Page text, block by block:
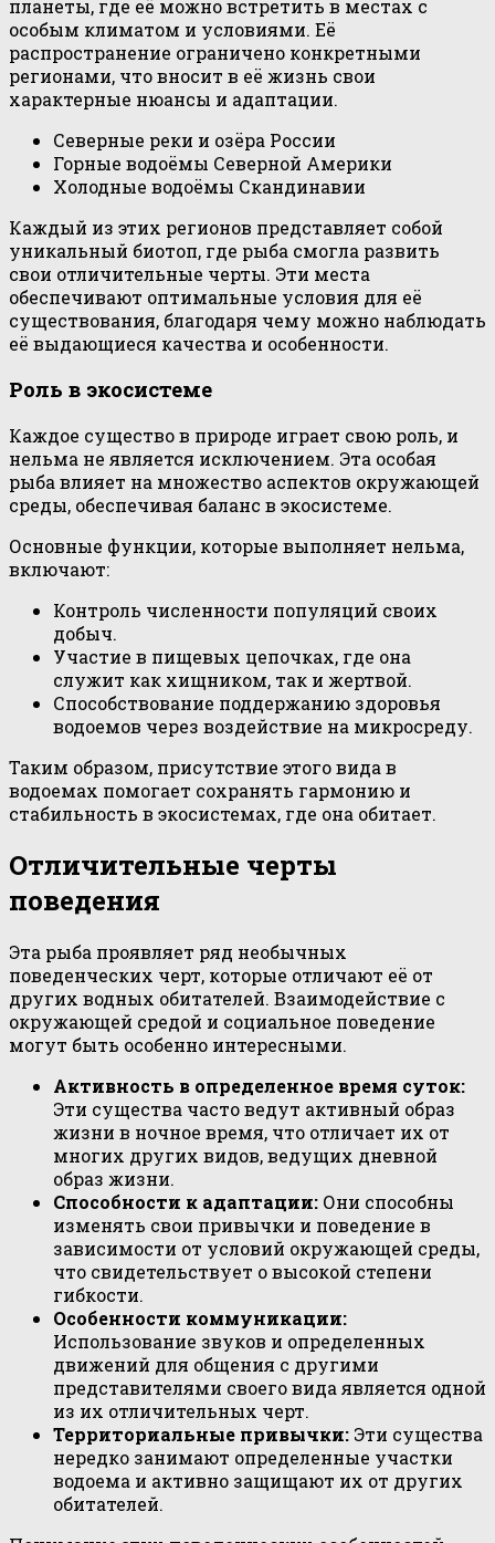
планеты, где её можно встретить в местах с
особым климатом и условиями. Её
распространение ограничено конкретными
регионами, что вносит в её жизнь свои
характерные нюансы и адаптации.
Северные реки и озёра России
Горные водоёмы Северной Америки
Холодные водоёмы Скандинавии
Каждый из этих регионов представляет собой
уникальный биотоп, где рыба смогла развить
свои отличительные черты. Эти места
обеспечивают оптимальные условия для её
существования, благодаря чему можно наблюдать
её выдающиеся качества и особенности.
Роль в экосистеме
Каждое существо в природе играет свою роль, и
нельма не является исключением. Эта особая
рыба влияет на множество аспектов окружающей
среды, обеспечивая баланс в экосистеме.
Основные функции, которые выполняет нельма,
включают:
Контроль численности популяций своих
добыч.
Участие в пищевых цепочках, где она
служит как хищником, так и жертвой.
Способствование поддержанию здоровья
водоемов через воздействие на микросреду.
Таким образом, присутствие этого вида в
водоемах помогает сохранять гармонию и
стабильность в экосистемах, где она обитает.
Отличительные черты
поведения
Эта рыба проявляет ряд необычных
поведенческих черт, которые отличают её от
других водных обитателей. Взаимодействие с
окружающей средой и социальное поведение
могут быть особенно интересными.
Активность в определенное время суток:
Эти существа часто ведут активный образ
жизни в ночное время, что отличает их от
многих других видов, ведущих дневной
образ жизни.
Способности к адаптации: Они способны
изменять свои привычки и поведение в
зависимости от условий окружающей среды,
что свидетельствует о высокой степени
гибкости.
Особенности коммуникации:
Использование звуков и определенных
движений для общения с другими
представителями своего вида является одной
из их отличительных черт.
Территориальные привычки: Эти существа
нередко занимают определенные участки
водоема и активно защищают их от других
обитателей.